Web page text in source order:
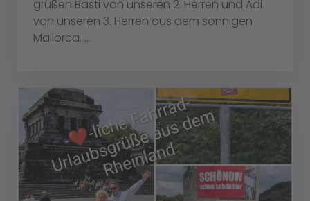
grüßen Basti von unseren 2. Herren und Adi
von unseren 3. Herren aus dem sonnigen
Mallorca. ...